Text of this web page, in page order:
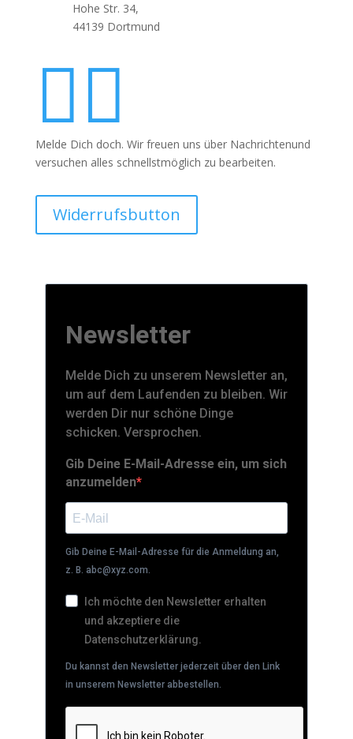
Hohe Str. 34,
44139 Dortmund

Melde Dich doch. Wir freuen uns über Nachrichtenund
versuchen alles schnellstmöglich zu bearbeiten.
Widerrufsbutton
Newsletter
Melde Dich zu unserem Newsletter an,
um auf dem Laufenden zu bleiben. Wir
werden Dir nur schöne Dinge
schicken. Versprochen.
Gib Deine E-Mail-Adresse ein, um sich
anzumelden
Gib Deine E-Mail-Adresse für die Anmeldung an,
z. B. abc@xyz.com.
Ich möchte den Newsletter erhalten
und akzeptiere die
Datenschutzerklärung.
Du kannst den Newsletter jederzeit über den Link
in unserem Newsletter abbestellen.